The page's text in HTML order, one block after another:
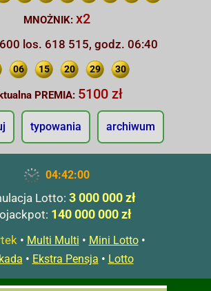
MNOŻNIK: x2
los. 618 515, godz. 06:40
06 15 20 29 30
PREMIA: 5100 zł
typowania archiwum
04:42:01
Lotto: 3 000 000 zł
140 000 000 zł
• Multi Multi • Mini Lotto•
• Ekstra Pensja • Lotto